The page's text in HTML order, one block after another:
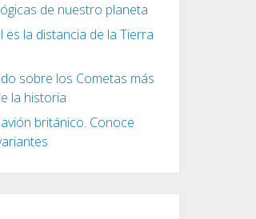
de nuestro planeta
es la distancia de la Tierra
sobre los Cometas más
la historia
británico. Conoce